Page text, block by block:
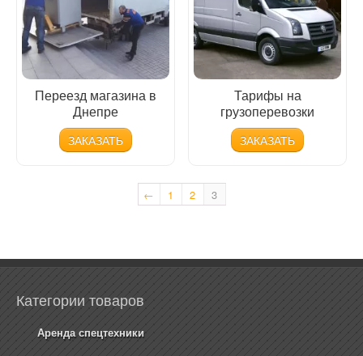
Переезд магазина в
Днепре
ЗАКАЗАТЬ
Тарифы на
грузоперевозки
ЗАКАЗАТЬ
← 1 2 3
Категории товаров
Аренда спецтехники